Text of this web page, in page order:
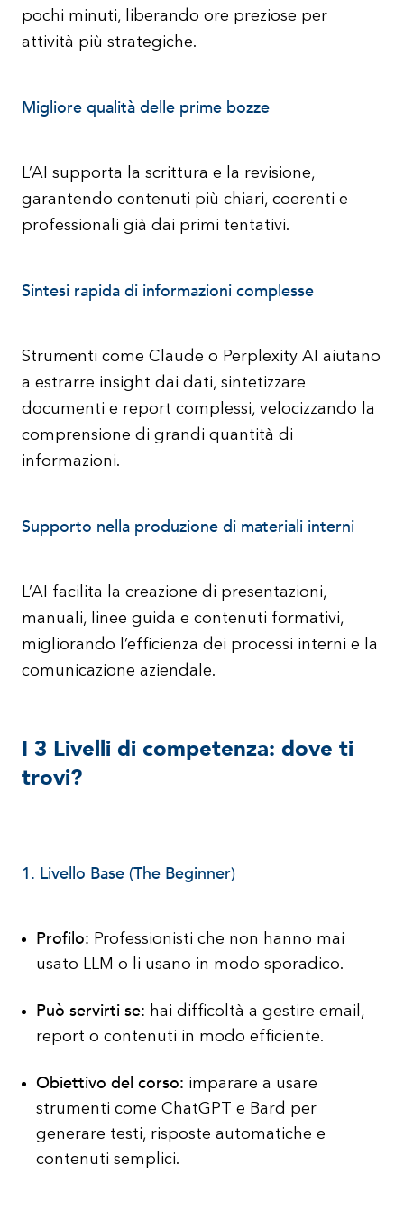
pochi minuti, liberando ore preziose per
attività più strategiche.
Migliore qualità delle prime bozze
L’AI supporta la scrittura e la revisione,
garantendo contenuti più chiari, coerenti e
professionali già dai primi tentativi.
Sintesi rapida di informazioni complesse
Strumenti come Claude o Perplexity AI aiutano
a estrarre insight dai dati, sintetizzare
documenti e report complessi, velocizzando la
comprensione di grandi quantità di
informazioni.
Supporto nella produzione di materiali interni
L’AI facilita la creazione di presentazioni,
manuali, linee guida e contenuti formativi,
migliorando l’efficienza dei processi interni e la
comunicazione aziendale.
I 3 Livelli di competenza: dove ti
trovi?
1. Livello Base (The Beginner)
Profilo: Professionisti che non hanno mai
usato LLM o li usano in modo sporadico.
Può servirti se: hai difficoltà a gestire email,
report o contenuti in modo efficiente.
Obiettivo del corso: imparare a usare
strumenti come ChatGPT e Bard per
generare testi, risposte automatiche e
contenuti semplici.